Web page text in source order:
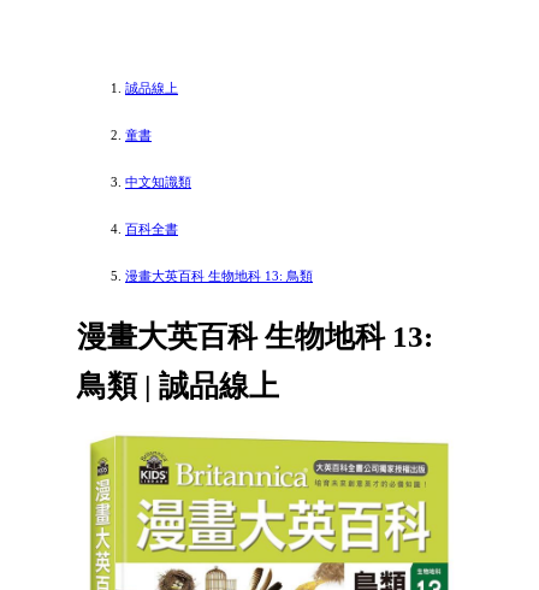
誠品線上
童書
中文知識類
百科全書
漫畫大英百科 生物地科 13: 鳥類
漫畫大英百科 生物地科 13:
鳥類 | 誠品線上